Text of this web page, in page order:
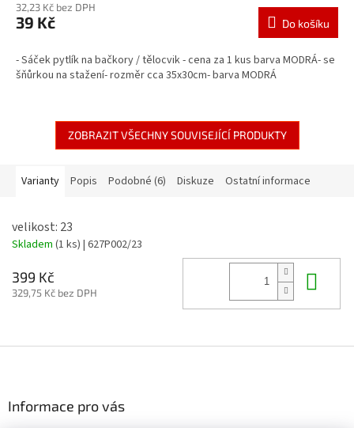
32,23 Kč bez DPH
39 Kč Do košíku
- Sáček pytlík na bačkory / tělocvik - cena za 1 kus barva MODRÁ- se
šňůrkou na stažení- rozměr cca 35x30cm- barva MODRÁ
ZOBRAZIT VŠECHNY SOUVISEJÍCÍ PRODUKTY
Varianty Popis Podobné (6) Diskuze Ostatní informace
velikost: 23
Skladem (1 ks) | 627P002/23
399 Kč
329,75 Kč bez DPH
Informace pro vás